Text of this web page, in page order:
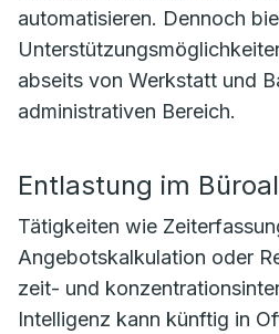
automatisieren. Dennoch
abseits von Werkstatt und
administrativen Bereich.
Entlastung im
Tätigkeiten wie
Angebotskalkulation oder
zeit- und
Intelligenz kann künftig in